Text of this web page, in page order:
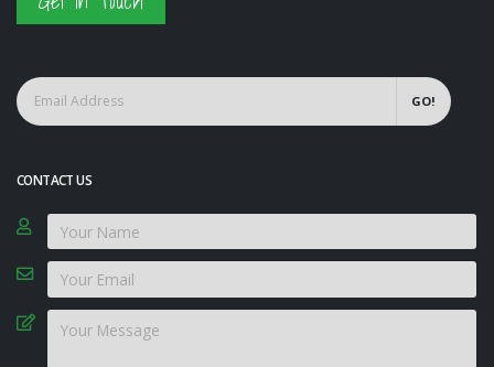
GO!
CONTACT US